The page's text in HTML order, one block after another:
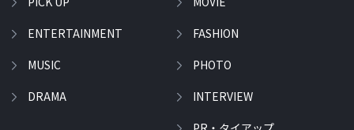
ENTERTAINMENT
MUSIC
DRAMA
FASHION
PHOTO
INTERVIEW